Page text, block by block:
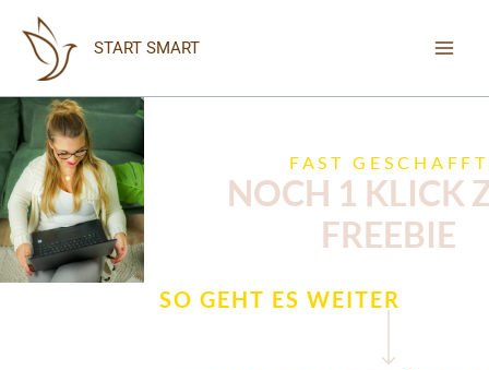
Inhalt
springen
START SMART
FAST GESCHAFFT
NOCH 1 KLICK
FREEBIE
SO GEHT ES WEITER